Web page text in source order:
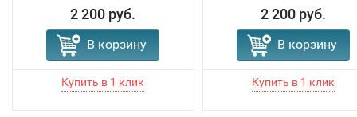
2 200 руб.
В корзину
2 200 руб.
В корзину